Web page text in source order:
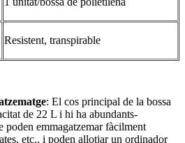
Resistent, transpirable
: El cos principal de la bossa
de 22 L i hi ha abundants-
poden emmagatzemar fàcilment
etc., i poden allotjar un ordinador